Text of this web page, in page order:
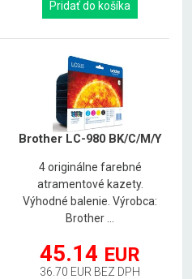
Pridať do košíka
Brother LC-980 BK/C/M/Y
4 originálne farebné
atramentové kazety.
Výhodné balenie. Výrobca:
Brother ...
45.14 EUR
36.70 EUR BEZ DPH